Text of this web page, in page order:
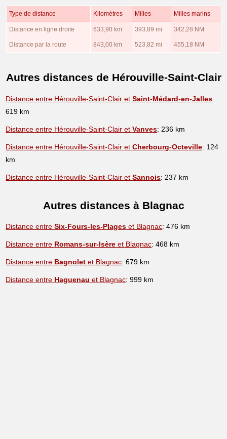
Type de distance Kilomètres Milles Milles marins
Distance en ligne droite 633,90 km 393,89 mi 342,28 NM
Distance par la route 843,00 km 523,82 mi 455,18 NM
Autres distances de Hérouville-Saint-Clair
Distance entre Hérouville-Saint-Clair etSaint-Médard-en-Jalles:
619 km
Distance entre Hérouville-Saint-Clair etVanves: 236 km
Distance entre Hérouville-Saint-Clair etCherbourg-Octeville: 124
km
Distance entre Hérouville-Saint-Clair etSannois: 237 km
Autres distances à Blagnac
Distance entreSix-Fours-les-Plages et Blagnac: 476 km
Distance entre Romans-sur-Isère et Blagnac: 468 km
Distance entre Bagnolet et Blagnac: 679 km
Distance entre Haguenau et Blagnac: 999 km